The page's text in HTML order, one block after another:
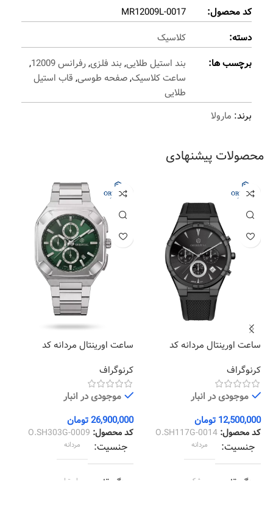
کد محصول:
MR12009L-0017
دسته:
کلاسیک
برچسب ها:
بند استیل طلایی, بند فلزی,رفرانس 12009
,
ساعت کلاسیک,صفحه طوسی, قاب استیل
طلایی
برند: مارولا
محصولات پیشنهادی
ساعت اورینتال مردانه کد
کرنوگراف
موجودی در انبار
12,500,000 تومان
کد محصول: O.SH117G-0014
جنسیت مردانه
رنگ قاب مشکی
ساعت اورینتال مردانه کد
کرنوگراف
موجودی در انبار
26,900,000تومان
کد محصول: O.SH303G-0009
جنسیت مردانه
رنگ قاب استیل